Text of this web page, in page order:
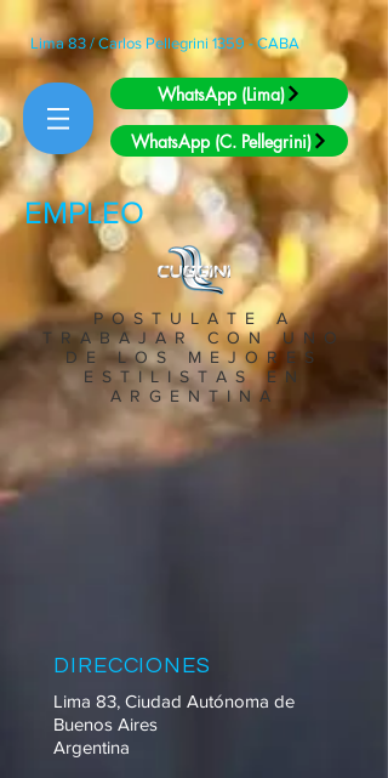
Lima 83 / Carlos Pellegrini 1359 - CABA
WhatsApp (Lima)
WhatsApp (C. Pellegrini)
EMPLEO
POSTULATE A
TRABAJAR CON UNO
DE LOS MEJORES
ESTILISTAS EN
ARGENTINA
DIRECCIONES
Lima 83, Ciudad Autónoma de
Buenos Aires
Argentina